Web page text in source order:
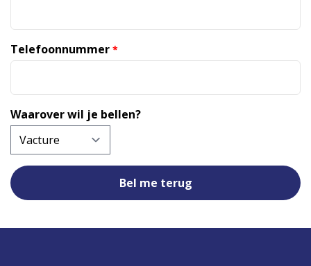
Telefoonnummer *
Waarover wil je bellen?